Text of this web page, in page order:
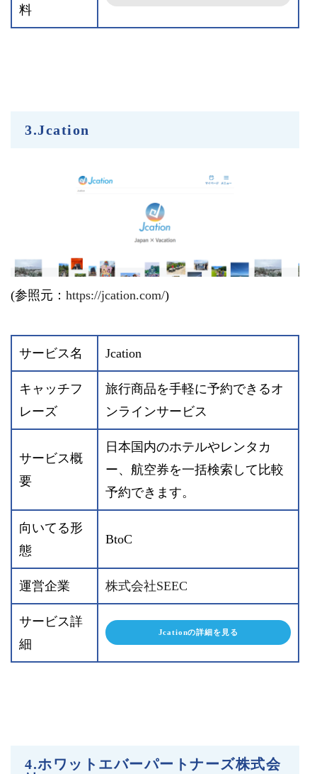
料
3.Jcation
(参照元： https://jcation.com/)
サービス名 Jcation
キャッチフ
レーズ
旅行商品を手軽に予約できるオ
ンラインサービス
サービス概
要
日本国内のホテルやレンタカ
ー、航空券を一括検索して比較
予約できます。
向いてる形
態
BtoC
運営企業 株式会社SEEC
サービス詳
細
Jcationの詳細を見る
4.ホワットエバーパートナーズ株式会